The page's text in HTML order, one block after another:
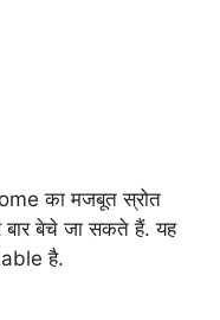
का मजबूत स्रोत
बार बेचे जा सकते हैं. यह
है.